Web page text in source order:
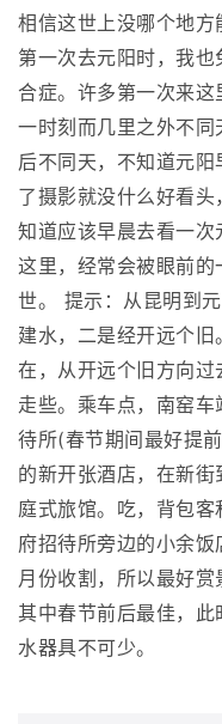
相信这世上没哪个地方
第一次去元阳时，我
合症。许多第一次来
一时刻而几里之外不
后不同天，不知道元
了摄影就没什么好看
知道应该早晨去看一
这里，经常会被眼前
世。 提示：从昆明到
建水，二是经开远个
在，从开远个旧方向
走些。乘车点，南窑
待所(春节期间最好提
的新开张酒店，在新
庭式旅馆。吃，背包
府招待所旁边的小余
月份收割，所以最好赏
其中春节前后最佳，
水器具不可少。